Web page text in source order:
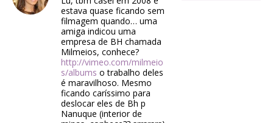
estava quase ficando sem
filmagem quando… uma
amiga indicou uma
empresa de BH chamada
Milmeios, conhece?
http://vimeo.com/milmeio
s/albums o trabalho deles
é maravilhoso. Mesmo
ficando caríssimo para
deslocar eles de Bh p
Nanuque (interior de